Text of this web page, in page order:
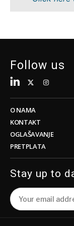
Održivost
Tehnologija
Telekom
Transport
Trgovina
Insights
Održivost
Turizam
Trgovina
Insights
Intervju
Mišljenje
Svet
Analiza
Discover
Follow us
O NAMA
KONTAKT
OGLAŠAVANJE
PRETPLATA
Stay up to